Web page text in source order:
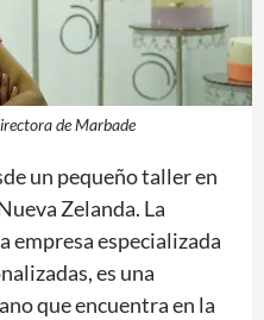
de Marbade
un pequeño taller en
Zelanda. La
empresa especializada
es una
que encuentra en la